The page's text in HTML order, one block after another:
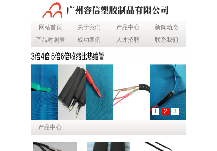
网站首页 关于我们 产品中心
新闻动态
产品对照表
成功案例 人才招聘 联系我们
1 2 3
产品中心